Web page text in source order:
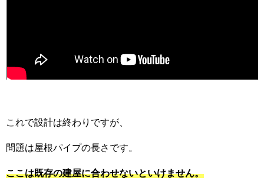
これで設計は終わりですが、
問題は屋根パイプの長さです。
ここは既存の建屋に合わせないといけません。